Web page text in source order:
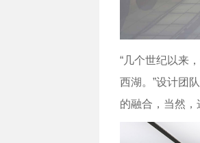
“几个世纪以来
西湖。”设计团
的融合，当然，